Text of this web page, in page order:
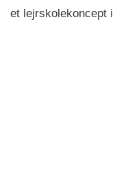
et lejrskolekoncept